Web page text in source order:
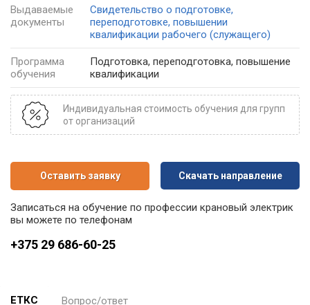
Выдаваемые
документы
Свидетельство о подготовке,
переподготовке, повышении
квалификации рабочего (служащего)
Программа
обучения
Подготовка, переподготовка, повышение
квалификации
Индивидуальная стоимость обучения для групп
от организаций
Оставить заявку Скачать направление
Записаться на обучение по профессии крановый электрик
вы можете по телефонам
+375 29 686-60-25
ЕТКС Вопрос/ответ